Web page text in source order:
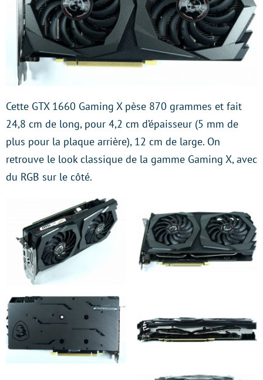
Cette GTX 1660 Gaming X pèse 870 grammes et fait
24,8 cm de long, pour 4,2 cm d’épaisseur (5 mm de
plus pour la plaque arrière), 12 cm de large. On
retrouve le look classique de la gamme Gaming X, avec
du RGB sur le côté.